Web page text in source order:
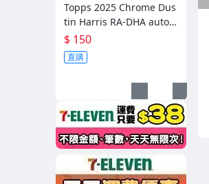
Topps 2025 Chrome Dus
tin Harris RA-DHA auto
簽名 RC 新人
$ 150
直購